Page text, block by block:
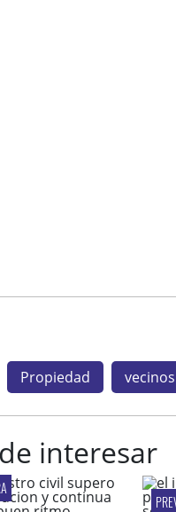
Propiedad vecinos
interesar